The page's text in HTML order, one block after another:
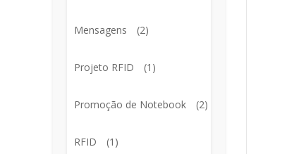
Mensagens (2)
Projeto RFID (1)
Promoção de Notebook (2)
RFID (1)